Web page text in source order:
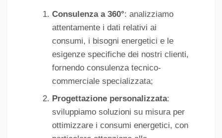
Consulenza a 360°: analizziamo
attentamente i dati relativi ai
consumi, i bisogni energetici e le
esigenze specifiche dei nostri clienti,
fornendo consulenza tecnico-
commerciale specializzata;
Progettazione personalizzata:
sviluppiamo soluzioni su misura per
ottimizzare i consumi energetici, con